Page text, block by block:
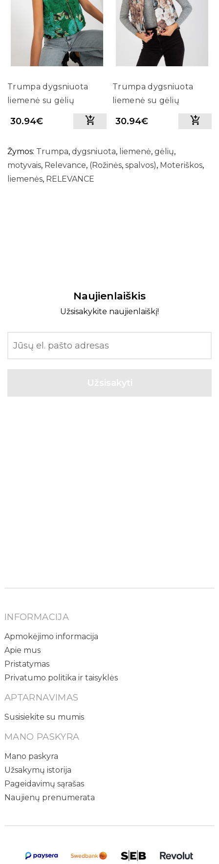
Trumpa dygsniuota
liemenė su gėlių
motyvais Relevance
30.94€
Trumpa dygsniuota
liemenė su gėlių
motyvais Relevance
30.94€
Žymos: Trumpa, dygsniuota, liemenė, gėlių,
motyvais, Relevance, (Rožinės, spalvos), Moteriškos,
liemenės, RELEVANCE
Naujienlaiškis
Užsisakykite naujienlaiškį!
INFORMACIJA
Apmokėjimo informacija
Apie mus
Pristatymas
Privatumo politika ir taisyklės
APTARNAVIMAS
Susisiekite su mumis
MANO PASKYRA
Mano paskyra
Užsakymų istorija
Pageidavimų sąrašas
Naujienų prenumerata